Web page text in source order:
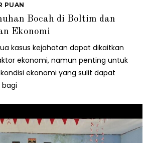
PUAN
Bocah di Boltim dan
Ekonomi
kasus kejahatan dapat dikaitkan
ekonomi, namun penting untuk
ekonomi yang sulit dapat